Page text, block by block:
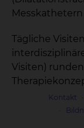
Tägliche
Visiten)
Kontakt